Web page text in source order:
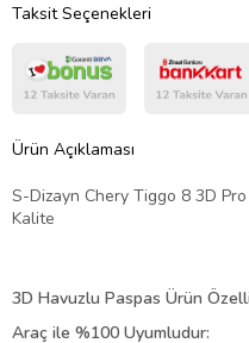
Taksit Seçenekleri
Ürün Açıklaması
S-Dizayn Chery Tiggo 8 3D
Kalite
3D Havuzlu Paspas Ürün
Araç ile %100 Uyumludur: